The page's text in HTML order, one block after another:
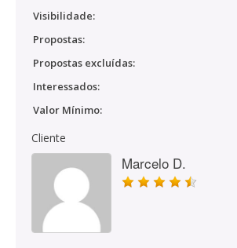
Visibilidade:
Propostas:
Propostas excluídas:
Interessados:
Valor Mínimo:
Cliente
Marcelo D.